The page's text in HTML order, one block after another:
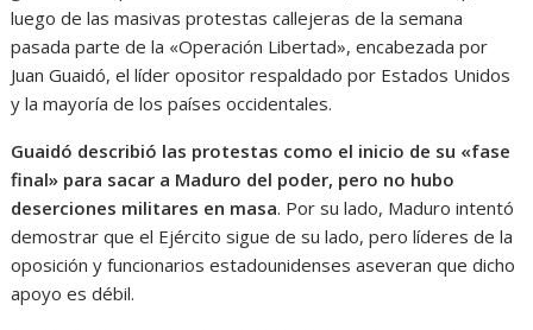
luego de las masivas protestas callejeras de la semana
pasada parte de la «Operación Libertad», encabezada por
Juan Guaidó, el líder opositor respaldado por Estados Unidos
y la mayoría de los países occidentales.
Guaidó describió las protestas como el inicio de su «fase
final» para sacar a Maduro del poder, pero no hubo
deserciones militares en masa. Por su lado, Maduro intentó
demostrar que el Ejército sigue de su lado, pero líderes de la
oposición y funcionarios estadounidenses aseveran que dicho
apoyo es débil.